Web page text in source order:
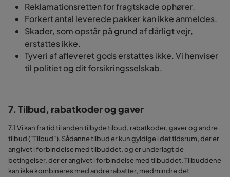
Reklamationsretten for fragtskade ophører.
Forkert antal leverede pakker kan ikke anmeldes.
Skader, som opstår på grund af dårligt vejr,
erstattes ikke.
Tyveri af afleveret gods erstattes ikke. Vi henviser
til politiet og dit forsikringsselskab.
7. Tilbud, rabatkoder og gaver
7.1 Vi kan fra tid til anden tilbyde tilbud, rabatkoder, gaver og andre
tilbud ("Tilbud"). Sådanne tilbud er kun gyldige i det tidsrum, der er
angivet i forbindelse med tilbuddet, og er underlagt de
betingelser, der er angivet i forbindelse med tilbuddet. Tilbuddene
kan ikke kombineres med andre rabatter, medmindre det